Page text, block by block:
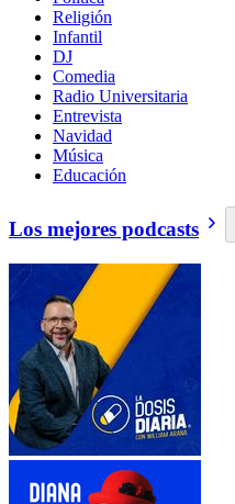
Religión
Infantil
DJ
Comedia
Radio Universitaria
Entrevista
Navidad
Música
Educación
Los mejores podcasts